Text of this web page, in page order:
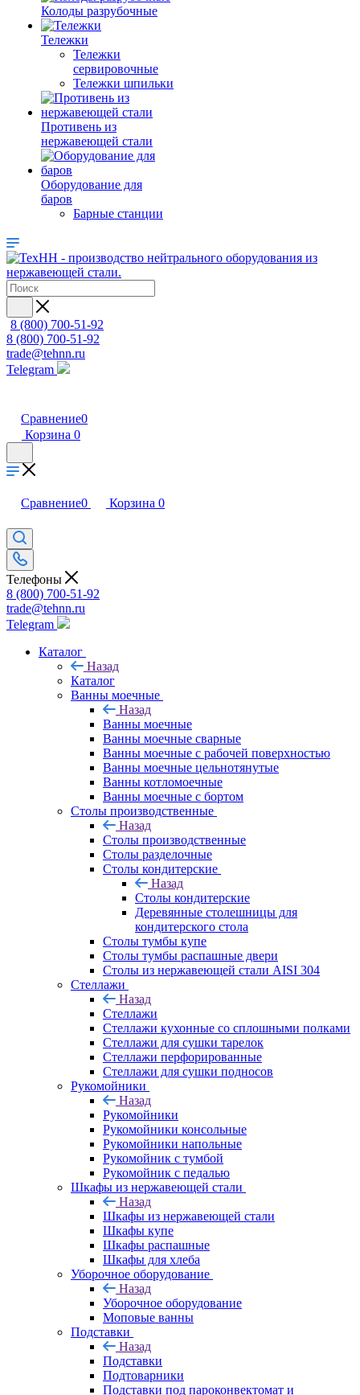
Колоды разрубочные
Тележки
Тележки
сервировочные
Тележки шпильки
Противень из
нержавеющей стали
Оборудование для
баров
Барные станции
8 (800) 700-51-92
8 (800) 700-51-92
trade@tehnn.ru
Telegram
Сравнение0
Корзина 0
Сравнение0 Корзина 0
Телефоны
8 (800) 700-51-92
trade@tehnn.ru
Telegram
Каталог
Назад
Каталог
Ванны моечные
Назад
Ванны моечные
Ванны моечные сварные
Ванны моечные с рабочей поверхностью
Ванны моечные цельнотянутые
Ванны котломоечные
Ванны моечные с бортом
Столы производственные
Назад
Столы производственные
Столы разделочные
Столы кондитерские
Назад
Столы кондитерские
Деревянные столешницы для
кондитерского стола
Столы тумбы купе
Столы тумбы распашные двери
Столы из нержавеющей стали AISI 304
Стеллажи
Назад
Стеллажи
Стеллажи кухонные со сплошными полками
Стеллажи для сушки тарелок
Стеллажи перфорированные
Стеллажи для сушки подносов
Рукомойники
Назад
Рукомойники
Рукомойники консольные
Рукомойники напольные
Рукомойник с тумбой
Рукомойник с педалью
Шкафы из нержавеющей стали
Назад
Шкафы из нержавеющей стали
Шкафы купе
Шкафы распашные
Шкафы для хлеба
Уборочное оборудование
Назад
Уборочное оборудование
Моповые ванны
Подставки
Назад
Подставки
Подтоварники
Подставки под пароконвектомат и